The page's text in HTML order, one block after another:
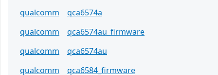
qualcomm
qca6574a
qualcomm
qca6574au_firmware
qualcomm
qca6574au
qualcomm
qca6584_firmware